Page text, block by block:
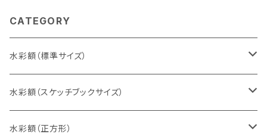
CATEGORY
水彩額（標準サイズ）
インチ判（203×254ミリ）
八切判（242×303ミリ）
水彩額（スケッチブックサイズ）
スケッチ4Ｆ（352×443ミリ）
水彩額（正方形）